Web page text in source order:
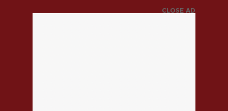
CLOSE AD